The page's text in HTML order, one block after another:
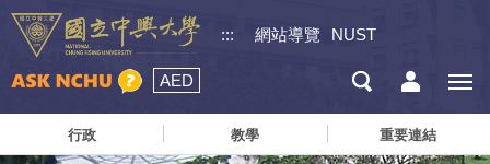
::: 網站導覽 NUST
AED
行政 教學 重要連結